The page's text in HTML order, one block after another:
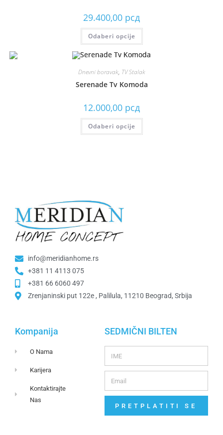
29.400,00 рсд
Odaberi opcije
Dnevni boravak, TV Stalak
Serenade Tv Komoda
12.000,00 рсд
Odaberi opcije
info@meridianhome.rs
+381 11 4113 075
+381 66 6060 497
Zrenjaninski put 122e , Palilula, 11210 Beograd, Srbija
Kompanija
O Nama
Karijera
Kontaktirajte
Nas
SEDMIČNI BILTEN
PRETPLATITI SE